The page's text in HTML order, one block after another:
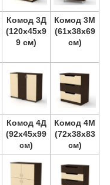
Комод 3Д
(120х45х9
9 см)
Комод 3М
(61х38х69
см)
Комод 4Д
(92х45х99
см)
Комод 4М
(72х38х83
см)